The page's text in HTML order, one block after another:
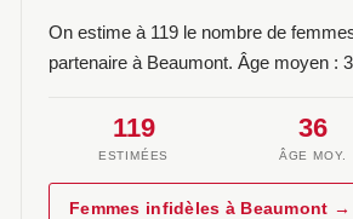
On estime à 119 le nombre de
partenaire à Beaumont. Âge moyen :
119
ESTIMÉES
36
ÂGE MOY.
Femmes infidèles à Beaumont →